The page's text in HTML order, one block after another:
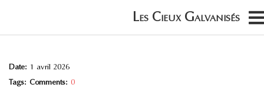
Date: 1 avril 2026
Tags: Comments: 0